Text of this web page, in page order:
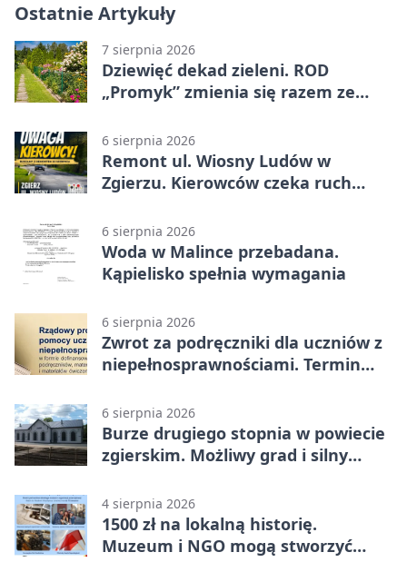
Ostatnie Artykuły
7 sierpnia 2026
Dziewięć dekad zieleni. ROD
„Promyk” zmienia się razem ze
6 sierpnia 2026
Remont ul. Wiosny Ludów w
Zgierzu. Kierowców czeka ruch
6 sierpnia 2026
Woda w Malince przebadana.
Kąpielisko spełnia wymagania
6 sierpnia 2026
Zwrot za podręczniki dla uczniów z
niepełnosprawnościami. Termin
6 sierpnia 2026
Burze drugiego stopnia w powiecie
zgierskim. Możliwy grad i silny
4 sierpnia 2026
1500 zł na lokalną historię.
Muzeum i NGO mogą stworzyć